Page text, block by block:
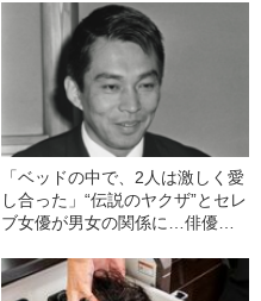
したもんだって感心したよ」
「ベッドの中で、2人は激しく愛
し合った」“伝説のヤクザ”とセレ
ブ女優が男女の関係に…俳優に
伝説”